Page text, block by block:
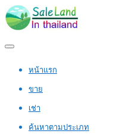
หน้าแรก
ขาย
เช่า
ค้นหาตามประเภท